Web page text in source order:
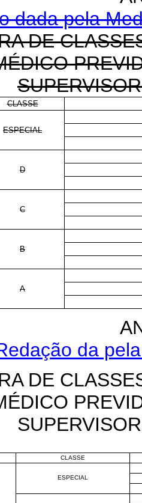
dada pela
DE
CLASSE
ESPECIAL
D
C
B
A
da
DE
CLASSE
ESPECIAL